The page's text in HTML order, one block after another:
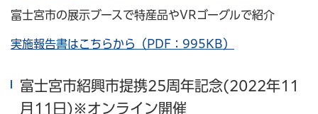
富士宮市の展示ブースで特産品やVRゴーグルで紹介
実施報告書はこちらから（PDF：995KB）
富士宮市紹興市提携25周年記念(2022年11
月11日)※オンライン開催